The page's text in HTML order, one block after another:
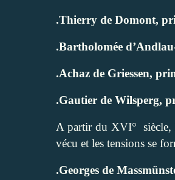
.Thierry de Domont,
.Bartholomée
.Achaz de Griessen,
.Gautier de Wilsperg,
A partir du XVI°
vécu et les tensions se
.Georges de